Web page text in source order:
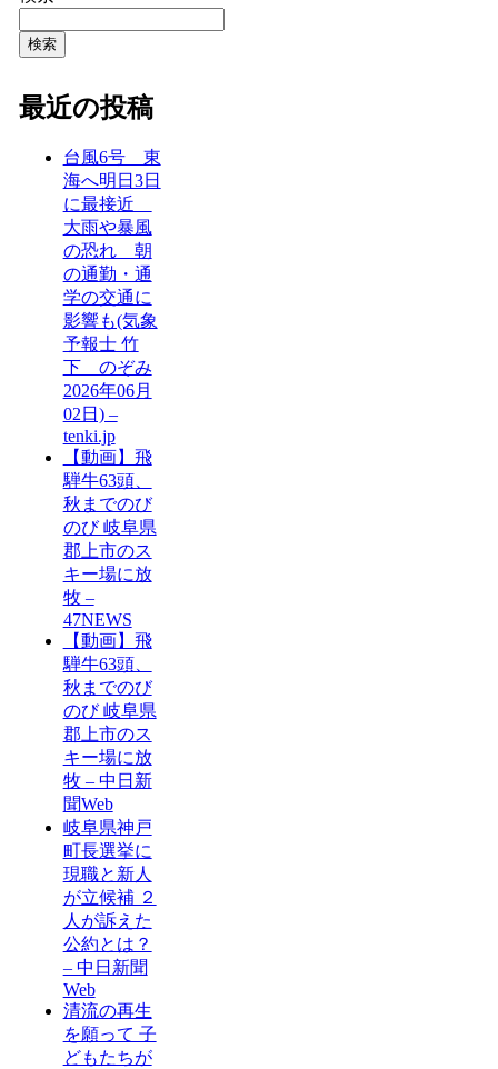
検索
最近の投稿
台風6号 東
海へ明日3日
に最接近
大雨や暴風
の恐れ 朝
の通勤・通
学の交通に
影響も(気象
予報士 竹
下 のぞみ
2026年06月
02日) –
tenki.jp
【動画】飛
騨牛63頭、
秋までのび
のび 岐阜県
郡上市のス
キー場に放
牧 –
47NEWS
【動画】飛
騨牛63頭、
秋までのび
のび 岐阜県
郡上市のス
キー場に放
牧 – 中日新
聞Web
岐阜県神戸
町長選挙に
現職と新人
が立候補 ２
人が訴えた
公約とは？
– 中日新聞
Web
清流の再生
を願って 子
どもたちが